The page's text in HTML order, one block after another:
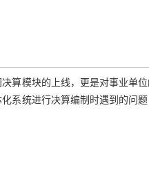
算模块的上线，更是对事业单
系统进行决算编制时遇到的问